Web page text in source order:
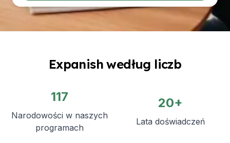
Expanish według liczb
117
Narodowości w naszych
programach
20+
Lata doświadczeń